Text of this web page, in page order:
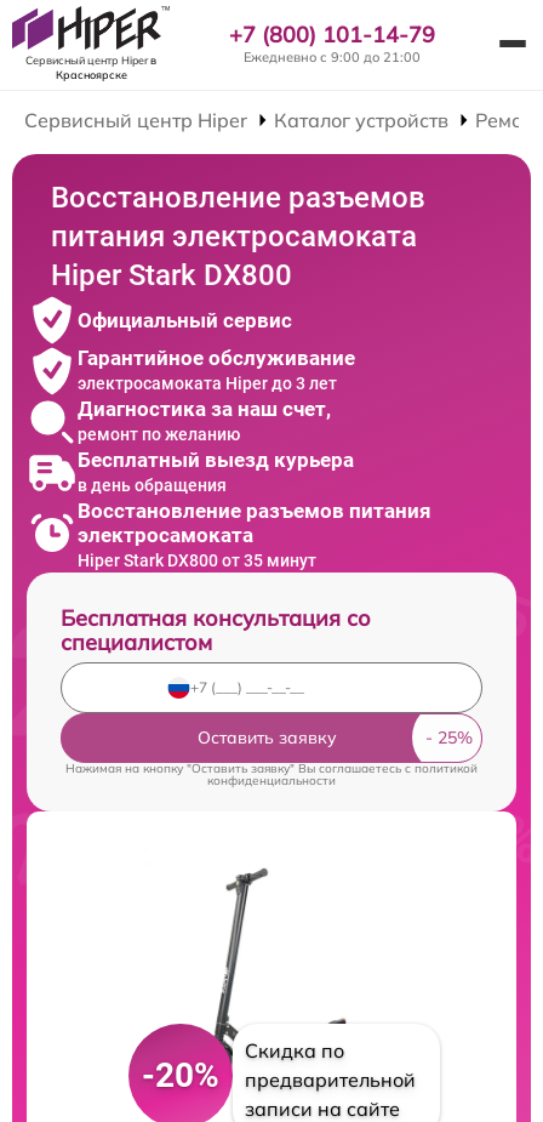
Сервисный центр Hiperв
Красноярске
+7 (800) 101-14-79
Ежедневно с 9:00 до 21:00
Сервисный центр Hiper Каталог устройств
Восстановление разъемов
питания электросамоката
Hiper Stark DX800
Официальный сервис
Гарантийное обслуживание
электросамоката Hiper до 3 лет
Диагностика за наш счет,
ремонт по желанию
Бесплатный выезд курьера
в день обращения
Восстановление разъемов питания
электросамоката
Hiper Stark DX800 от 35 минут
Бесплатная консультация со
специалистом
Оставить заявку
Нажимая на кнопку "Оставить заявку" Вы соглашаетесь cполитикой
конфиденциальности
-20%
Скидка по
предварительной
записи на сайте